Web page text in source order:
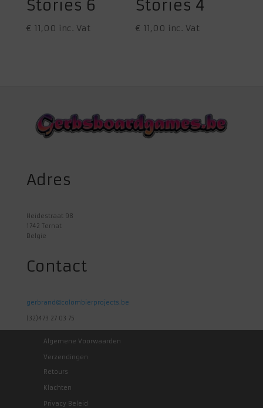
Stories 6
€ 11,00 inc. Vat
Stories 4
€ 11,00 inc. Vat
Adres
Heidestraat 98
1742 Ternat
Belgie
Contact
gerbrand@colombierprojects.be
(32)473 27 03 75
Algemene Voorwaarden
Verzendingen
Retours
Klachten
Privacy Beleid